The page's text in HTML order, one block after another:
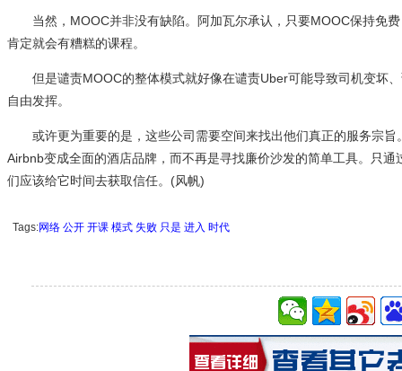
当然，MOOC并非没有缺陷。阿加瓦尔承认，只要MOOC保持免费
肯定就会有糟糕的课程。
但是谴责MOOC的整体模式就好像在谴责Uber可能导致司机变坏
自由发挥。
或许更为重要的是，这些公司需要空间来找出他们真正的服务宗旨
Airbnb变成全面的酒店品牌，而不再是寻找廉价沙发的简单工具。只
们应该给它时间去获取信任。(风帆)
Tags:网络 公开 开课 模式 失败 只是 进入 时代